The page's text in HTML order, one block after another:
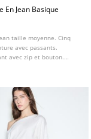
En Jean Basique
taille moyenne. Cinq
avec passants.
avec zip et bouton.